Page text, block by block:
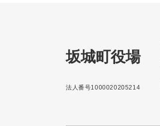
坂城町役場
法人番号1000020205214